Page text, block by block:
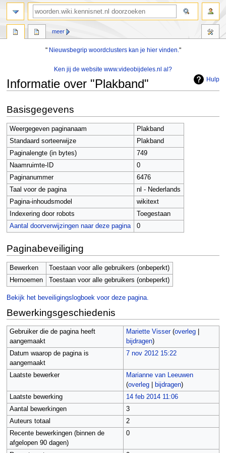
" Nieuwsbegrip woordclusters kan je hier vinden."
Ken jij de website www.videobijdeles.nl al?
Hulp
Informatie over "Plakband"
navigatie
springen
zoeken
springen
Basisgegevens
Weergegeven paginanaam
Plakband
Standaard sorteerwijze
Plakband
Paginalengte (in bytes)
749
Naamruimte-ID
0
Paginanummer
6476
Taal voor de pagina
nl - Nederlands
Pagina-inhoudsmodel
wikitext
Indexering door robots
Toegestaan
Aantal doorverwijzingen naar deze pagina
0
Paginabeveiliging
Bewerken
Toestaan voor alle gebruikers (onbeperkt)
Hernoemen
Toestaan voor alle gebruikers (onbeperkt)
Bekijk het beveiligingslogboek voor deze pagina.
Bewerkingsgeschiedenis
Gebruiker die de pagina heeft
aangemaakt
Mariette Visser (overleg|
bijdragen)
Datum waarop de pagina is
aangemaakt
7 nov 2012 15:22
Laatste bewerker
Marianne van Leeuwen
(overleg| bijdragen)
Laatste bewerking
14 feb 2014 11:06
Aantal bewerkingen
3
Auteurs totaal
2
Recente bewerkingen (binnen de
afgelopen 90 dagen)
0
meer
zoeken